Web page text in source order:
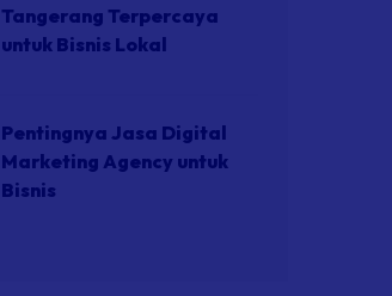
Tangerang Terpercaya
untuk Bisnis Lokal
Pentingnya Jasa Digital
Marketing Agency untuk
Bisnis